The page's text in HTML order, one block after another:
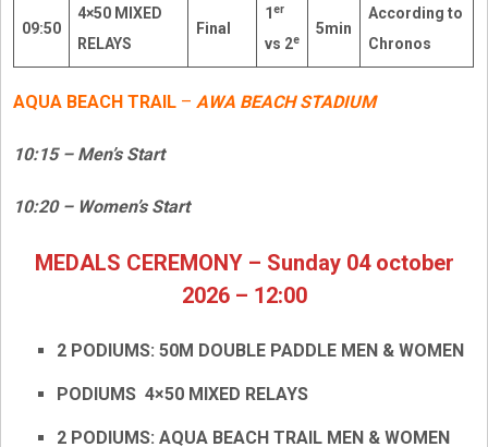
09:50
4×50 MIXED
RELAYS
Final
1er
vs 2e
5min
According to
Chronos
AQUA BEACH TRAIL –AWA BEACH STADIUM
10:15 – Men’s Start
10:20 – Women’s Start
MEDALS CEREMONY – Sunday 04 october
2026 – 12:00
2 PODIUMS: 50M DOUBLE PADDLE MEN & WOMEN
PODIUMS 4×50 MIXED RELAYS
2 PODIUMS: AQUA BEACH TRAIL MEN & WOMEN